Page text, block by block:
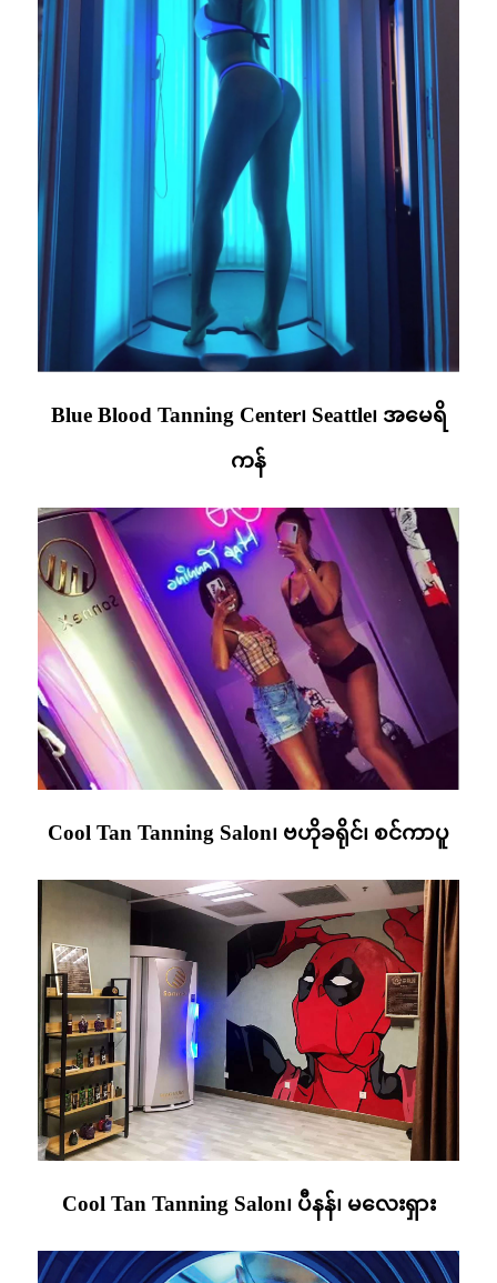
Blue Blood Tanning Center၊ Seattle၊ အမေရိ
ကန်
Cool Tan Tanning Salon၊ ဗဟိုခရိုင်၊ စင်ကာပူ
Cool Tan Tanning Salon၊ ပီနန်၊ မလေးရှား